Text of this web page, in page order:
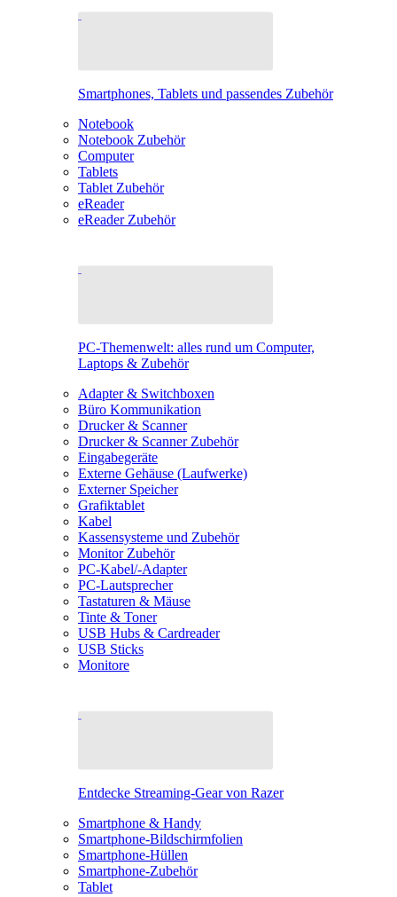
Smartphones, Tablets und passendes Zubehör
Notebook
Notebook Zubehör
Computer
Tablets
Tablet Zubehör
eReader
eReader Zubehör
PC-Themenwelt: alles rund um Computer,
Laptops & Zubehör
Adapter & Switchboxen
Büro Kommunikation
Drucker & Scanner
Drucker & Scanner Zubehör
Eingabegeräte
Externe Gehäuse (Laufwerke)
Externer Speicher
Grafiktablet
Kabel
Kassensysteme und Zubehör
Monitor Zubehör
PC-Kabel/-Adapter
PC-Lautsprecher
Tastaturen & Mäuse
Tinte & Toner
USB Hubs & Cardreader
USB Sticks
Monitore
Entdecke Streaming-Gear von Razer
Smartphone & Handy
Smartphone-Bildschirmfolien
Smartphone-Hüllen
Smartphone-Zubehör
Tablet